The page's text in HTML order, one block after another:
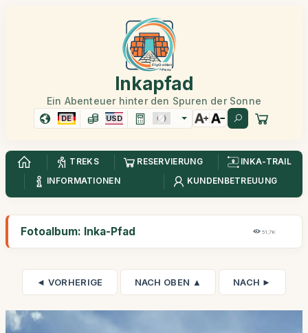
Inkapfad
Ein Abenteuer hinter den Spuren der Sonne
DE USD
TREKS RESERVIERUNG
INKA-TRAIL
INFORMATIONEN
KUNDENBETREUUNG
Fotoalbum: Inka-Pfad 51,7K
◄ VORHERIGE NACH OBEN ▲ NACH ►